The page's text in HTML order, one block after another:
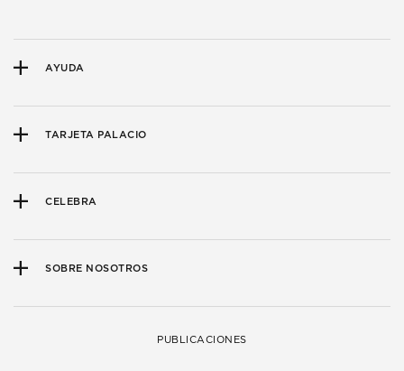
AYUDA
TARJETA PALACIO
CELEBRA
SOBRE NOSOTROS
PUBLICACIONES